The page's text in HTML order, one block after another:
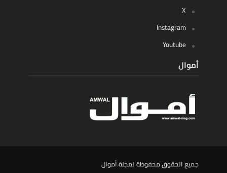
X
Instagram
Youtube
أموال
جميع الحقوق محفوظة لمجلة أموال